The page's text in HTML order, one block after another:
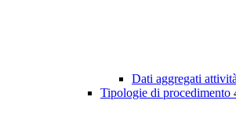
Dati aggregati
Tipologie di procedimento